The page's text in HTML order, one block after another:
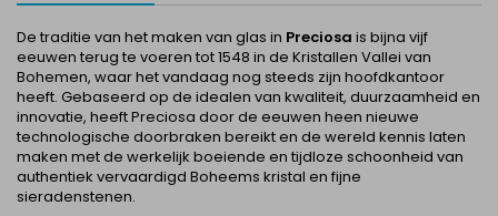
De traditie van het maken van glas in Preciosa is bijna vijf
eeuwen terug te voeren tot 1548 in de Kristallen Vallei van
Bohemen, waar het vandaag nog steeds zijn hoofdkantoor
heeft. Gebaseerd op de idealen van kwaliteit, duurzaamheid en
innovatie, heeft Preciosa door de eeuwen heen nieuwe
technologische doorbraken bereikt en de wereld kennis laten
maken met de werkelijk boeiende en tijdloze schoonheid van
authentiek vervaardigd Boheems kristal en fijne
sieradenstenen.